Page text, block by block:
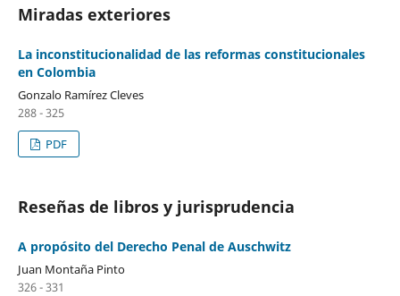
Miradas exteriores
La inconstitucionalidad de las reformas constitucionales
en Colombia
Gonzalo Ramírez Cleves
288 - 325
PDF
Reseñas de libros y jurisprudencia
A propósito del Derecho Penal de Auschwitz
Juan Montaña Pinto
326 - 331